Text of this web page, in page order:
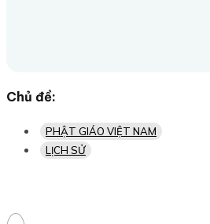
Chủ đề:
PHẬT GIÁO VIỆT NAM
LỊCH SỬ